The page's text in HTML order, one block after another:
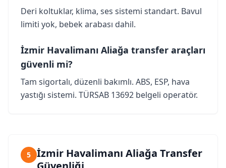
Deri koltuklar, klima, ses sistemi standart. Bavul
limiti yok, bebek arabası dahil.
İzmir Havalimanı Aliağa transfer araçları
güvenli mi?
Tam sigortalı, düzenli bakımlı. ABS, ESP, hava
yastığı sistemi. TÜRSAB 13692 belgeli operatör.
5
İzmir Havalimanı Aliağa Transfer